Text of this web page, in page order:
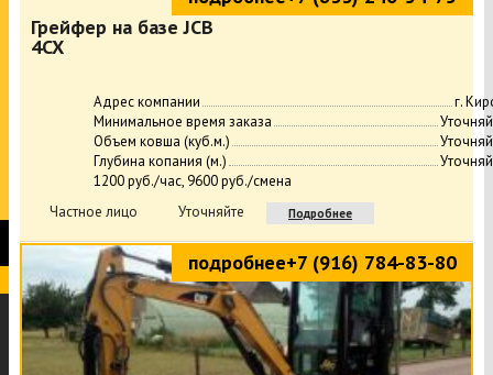
Грейфер на базе JCB
4CX
Адрес компании
г.
Минимальное время заказа
Объем ковша (куб.м.)
Глубина копания (м.)
1200 руб./час, 9600 руб./смена
Частное лицо
Уточняйте Подробнее
подробнее+7 (916) 784-83-80